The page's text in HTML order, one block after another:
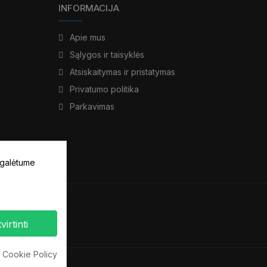
INFORMACIJA
Apie mus
Sąlygos ir taisyklės
Atsiskaitymas ir pristatymas
Privatumo politika
Parkavimas
Cookie Policy